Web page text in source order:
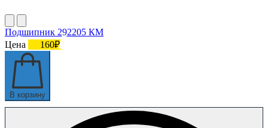
Подшипник 292205 КМ
Цена
160₽
В корзину